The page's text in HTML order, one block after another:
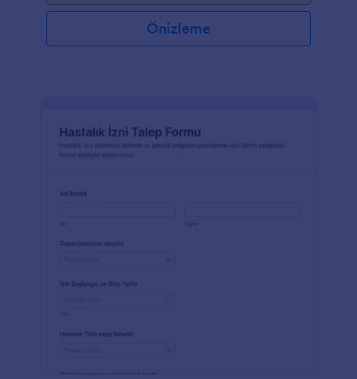
Önizleme